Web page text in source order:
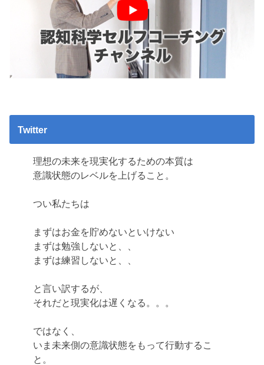
Twitter
理想の未来を現実化するための本質は
意識状態のレベルを上げること。
つい私たちは
まずはお金を貯めないといけない
まずは勉強しないと、、
まずは練習しないと、、
と言い訳するが、
それだと現実化は遅くなる。。。
ではなく、
いま未来側の意識状態をもって行動するこ
と。